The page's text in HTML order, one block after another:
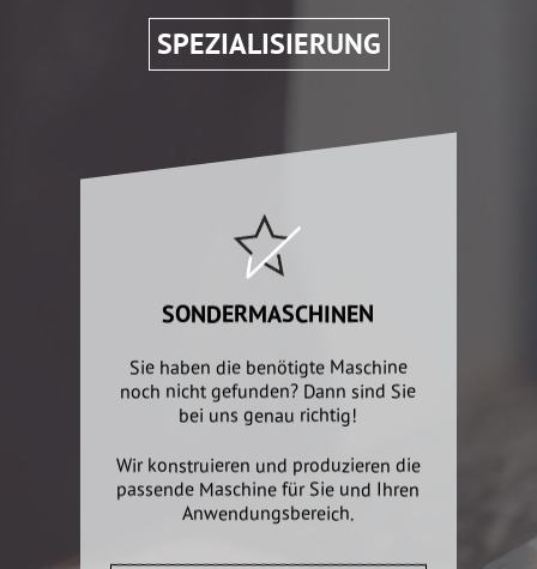
SPEZIALISIERUNG
SONDERMASCHINEN
Sie haben die benötigte Maschine
noch nicht gefunden? Dann sind Sie
bei uns genau richtig!
Wir konstruieren und produzieren die
passende Maschine für Sie und Ihren
Anwendungsbereich.